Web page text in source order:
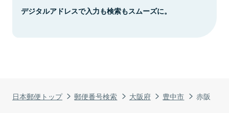
日本郵便トップ 郵便番号検索 大阪府 豊中市 赤阪
デジタルアドレスで入力も検索もスムーズに。